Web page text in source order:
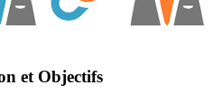
et Objectifs